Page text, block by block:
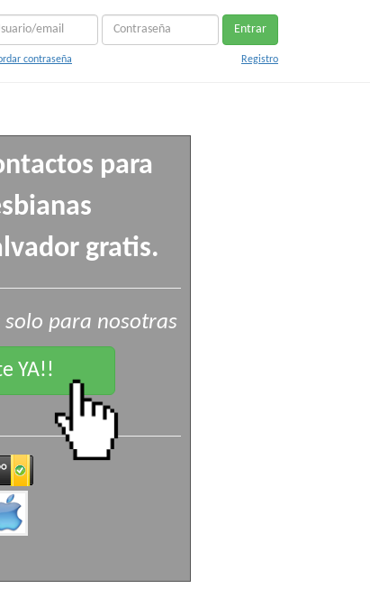
Entrar
contraseña Registro
para
gratis.
para nosotras
YA!!